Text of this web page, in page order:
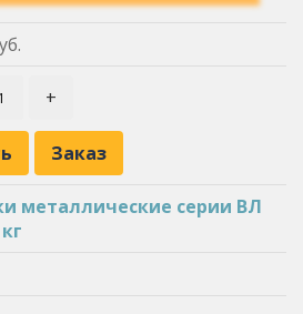
+
Заказ
металлические серии ВЛ